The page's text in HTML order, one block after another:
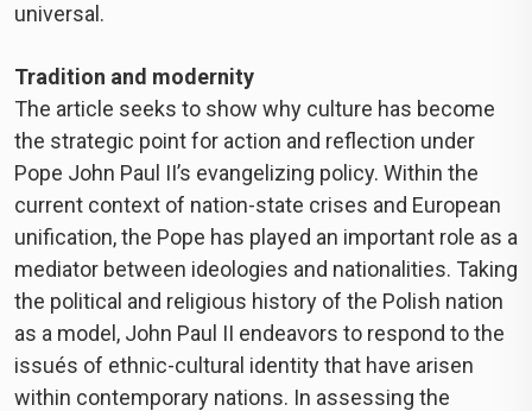
universal.
Tradition and modernity
The article seeks to show why culture has become
the strategic point for action and reflection under
Pope John Paul II’s evangelizing policy. Within the
current context of nation-state crises and European
unification, the Pope has played an important role as a
mediator between ideologies and nationalities. Taking
the political and religious history of the Polish nation
as a model, John Paul II endeavors to respond to the
issués of ethnic-cultural identity that have arisen
within contemporary nations. In assessing the